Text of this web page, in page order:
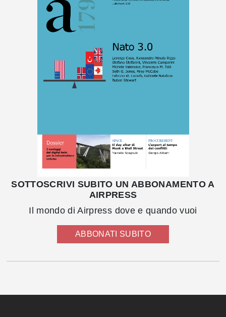
SOTTOSCRIVI SUBITO UN ABBONAMENTO A
AIRPRESS
Il mondo di Airpress dove e quando vuoi
ABBONATI SUBITO